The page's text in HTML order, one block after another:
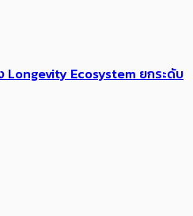
Longevity Ecosystem ยกระดับ